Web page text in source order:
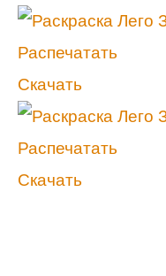
Распечатать
Скачать
Распечатать
Скачать